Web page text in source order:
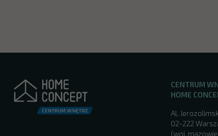
CENTRUM
HOME
Al.
02-222
(woj.